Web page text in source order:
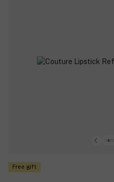
Free gift